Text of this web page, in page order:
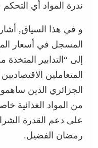
ندرة المواد أي
و في هذا السياق, أشار
المسجل في أسعار
إلى “التدابير
المتعاملين
من المواد الغذائية
على دعم القدرة
رمضان الفضيل.